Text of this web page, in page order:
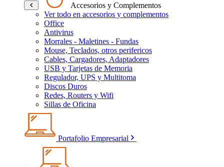
Accesorios y Complementos
Ver todo en accesorios y complementos
Office
Antivirus
Morrales - Maletines - Fundas
Mouse, Teclados, otros perifericos
Cables, Cargadores, Adaptadores
USB y Tarjetas de Memoria
Regulador, UPS y Multitoma
Discos Duros
Redes, Routers y Wifi
Sillas de Oficina
Portafolio Empresarial